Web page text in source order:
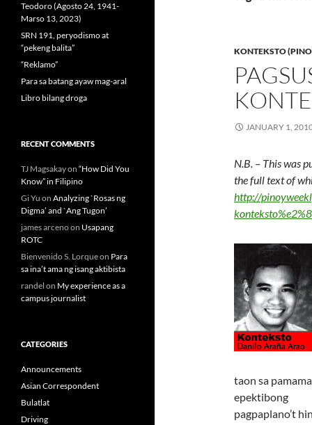
KONTEKSTO
JANUARY 1,
N.B. – This was
the full text of
http://
taon sa
epektibong
pagpaplano’t
Teodoro (Agosto 24, 1941-
Marso 13, 2023)
SRN 191, peryodismo at
“pekeng balita”
“Reklamo”
Para sa batang ayaw mag-aral
Libro bilang droga
RECENT COMMENTS
TJ Magsakayon “How Did You
Know” in Filipino
Gi Yu on Analyzing `Rosas ng
Digma’ and `Ang Tugon’
james arcenoon Usapang
ROTC
Bienvenido S. Lorqueon Para
sa ina’t ama ng isang aktibista
randel on My experience as a
campus journalist
CATEGORIES
Announcements
Asian Correspondent
Bulatlat
Driving